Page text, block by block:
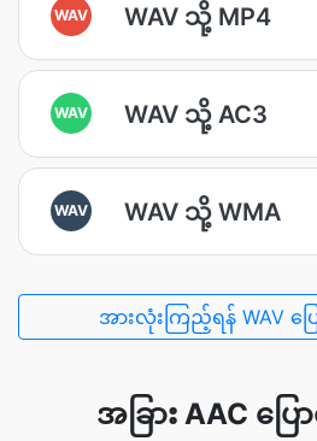
WAV WAV သို့ MP4
WAV WAV သို့ AC3
WAV WAV သို့ WMA
အားလုံးကြည့်ရန် WAV ပြ
အခြား AAC ပြေ